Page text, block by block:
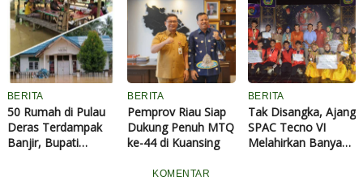
Kuansing
BERITA
50 Rumah di Pulau
Deras Terdampak
Banjir, Bupati
BERITA
Pemprov Riau Siap
Dukung Penuh MTQ
ke-44 di Kuansing
BERITA
Tak Disangka, Ajang
SPAC Tecno VI
Melahirkan Banyak
KOMENTAR